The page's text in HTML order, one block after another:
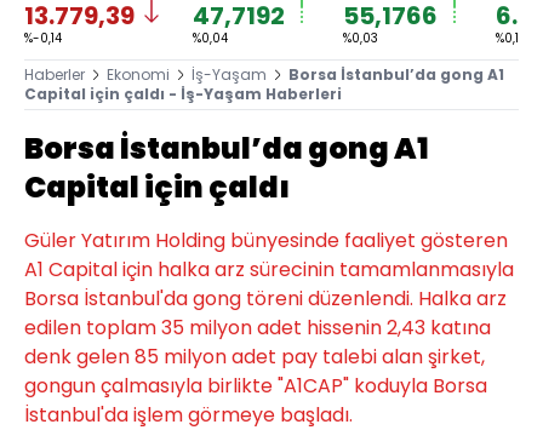
13.779,39
%-0,14
47,7192
%0,04
55,1766
%0,03 %0,18
Haberler Ekonomi İş-Yaşam
Borsa İstanbul’da gong A1
Capital için çaldı - İş-Yaşam Haberleri
Borsa İstanbul’da gong A1
Capital için çaldı
Güler Yatırım Holding bünyesinde faaliyet gösteren
A1 Capital için halka arz sürecinin tamamlanmasıyla
Borsa İstanbul'da gong töreni düzenlendi. Halka arz
edilen toplam 35 milyon adet hissenin 2,43 katına
denk gelen 85 milyon adet pay talebi alan şirket,
gongun çalmasıyla birlikte "A1CAP" koduyla Borsa
İstanbul'da işlem görmeye başladı.